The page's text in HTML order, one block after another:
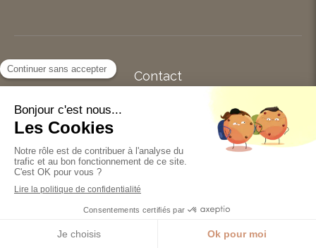
Contact
14 impasse des Brianderies
44120 Vertou
DuLundiauVendredi
Prendre rendez-vous
Création et référencement du site par Simplébo